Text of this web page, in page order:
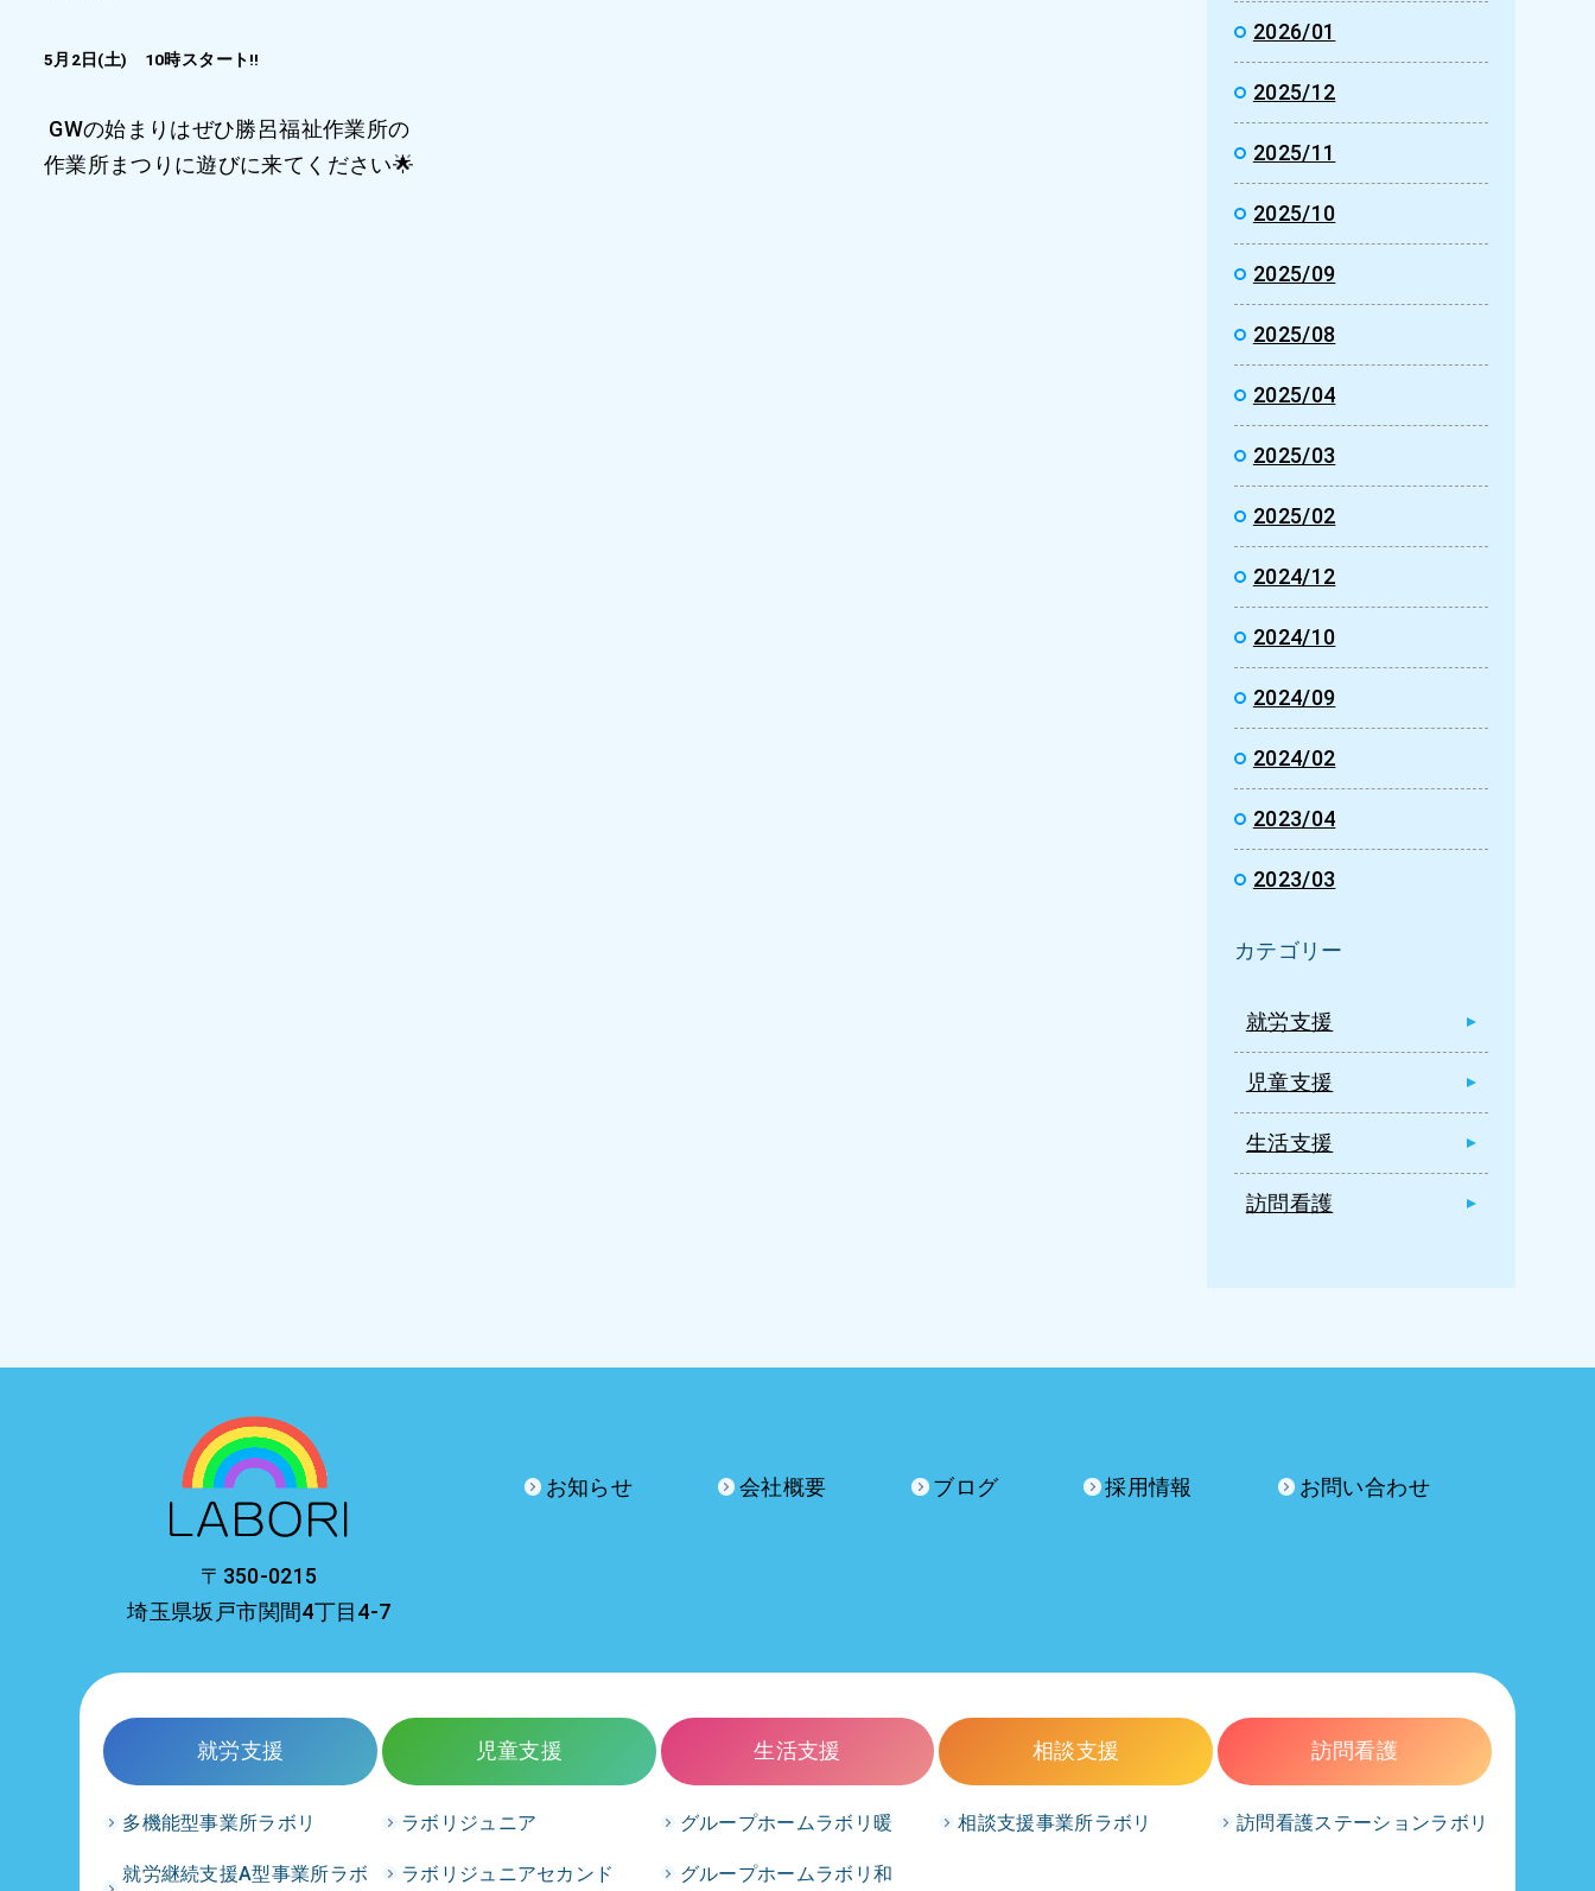
5月2日(土) 10時スタート‼️
GWの始まりはぜひ勝呂福祉作業所の
作業所まつりに遊びに来てください🌟
2026/01
2025/12
2025/11
2025/10
2025/09
2025/08
2025/04
2025/03
2025/02
2024/12
2024/10
2024/09
2024/02
2023/04
2023/03
カテゴリー
就労支援
児童支援
生活支援
訪問看護
〒350-0215
埼玉県坂戸市関間4丁目4-7
お知らせ 会社概要 ブログ 採用情報 お問い合わせ
就労支援
多機能型事業所ラボリ
就労継続支援A型事業所ラボ
児童支援
ラボリジュニア
ラボリジュニアセカンド
生活支援
グループホームラボリ暖
グループホームラボリ和
相談支援
相談支援事業所ラボリ
訪問看護
訪問看護ステーションラボリ